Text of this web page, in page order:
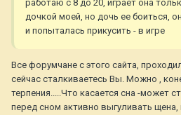
работаю с 8 до 20, играет она
дочкой моей, но дочь ее боиться,
и попыталась прикусить - в игре
Все форумчане с этого сайта,
сейчас сталкиваетесь Вы. Можно ,
терпения.....Что касается сна -может
перед сном активно выгуливать щена,